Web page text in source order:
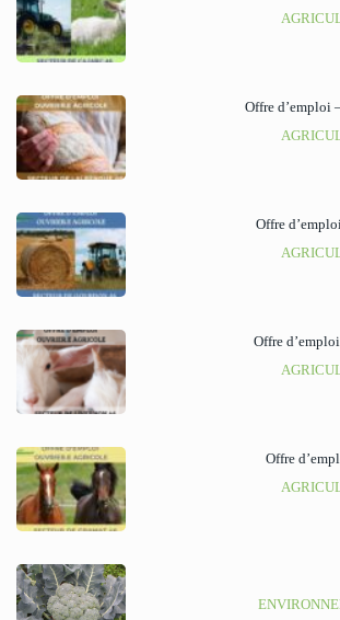
Offre d’emploi
Offre
Offre
Offre